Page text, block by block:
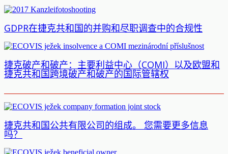
GDPR在捷克共和国的并购和尽职调查中的合规性
捷克破产和破产：主要利益中心（COMI）以及欧盟和
捷克共和国跨境破产和破产的国际管辖权
捷克共和国公共有限公司的组成。 您需要更多信息
吗？